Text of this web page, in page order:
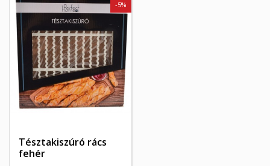
Tésztakiszúró rács
fehér
-5%